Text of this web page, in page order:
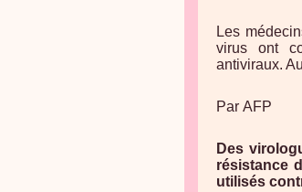
Les
virus ont
antiviraux.
Par AFP
Des
résistance
utilisés